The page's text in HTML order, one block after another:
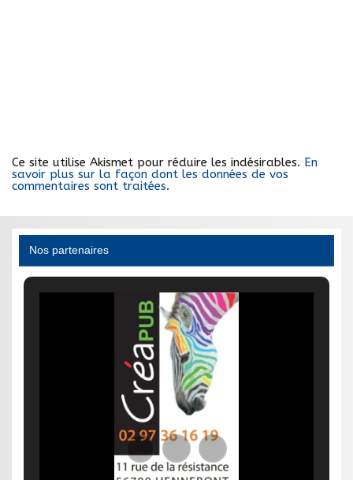
Ce site utilise Akismet pour réduire les indésirables. En
savoir plus sur la façon dont les données de vos
commentaires sont traitées.
Nos partenaires